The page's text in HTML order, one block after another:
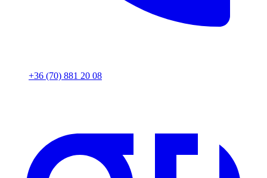
+36 (70) 881 20 08